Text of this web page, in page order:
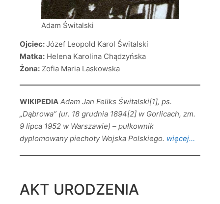
Adam Świtalski
Ojciec:Józef Leopold Karol Świtalski
Matka: Helena Karolina Chądzyńska
Żona: Zofia Maria Laskowska
WIKIPEDIA Adam Jan Feliks Świtalski[1], ps.
„Dąbrowa” (ur. 18 grudnia 1894[2] w Gorlicach, zm.
9 lipca 1952 w Warszawie) – pułkownik
dyplomowany piechoty Wojska Polskiego. więcej…
AKT URODZENIA